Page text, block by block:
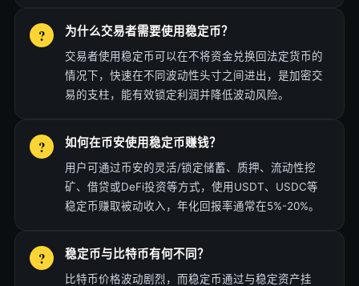
为什么交易者需要使用稳定币？
交易者使用稳定币可以在不将资金兑换回法定货币的
情况下，快速在不同波动性头寸之间进出，是加密交
易的支柱，能有效锁定利润并降低波动风险。
如何在币安使用稳定币赚钱？
用户可通过币安的灵活/锁定储蓄、质押、流动性挖
矿、借贷或DeFi投资等方式，使用USDT、USDC等
稳定币赚取被动收入，年化回报率通常在5%-20%。
稳定币与比特币有何不同？
比特币价格波动剧烈，而稳定币通过与稳定资产挂